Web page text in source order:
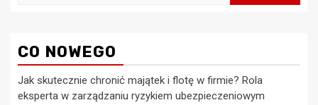
CO NOWEGO
Jak skutecznie chronić majątek i flotę w firmie? Rola
eksperta w zarządzaniu ryzykiem ubezpieczeniowym